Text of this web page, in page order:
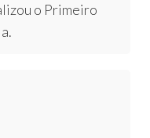
o Primeiro